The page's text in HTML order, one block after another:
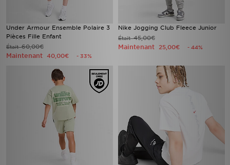
Under Armour Ensemble Polaire 3
Pièces Fille Enfant
Était60,00€
Maintenant 40,00€ - 33%
Nike Jogging Club Fleece Junior
Était45,00€
Maintenant 25,00€ - 44%